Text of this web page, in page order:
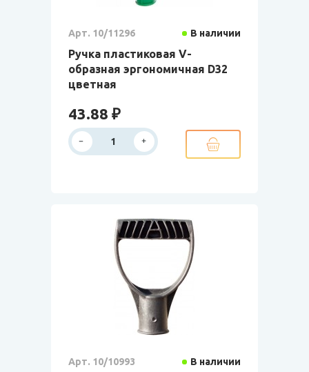
Арт. 10/11296 В наличии
Ручка пластиковая V-
образная эргономичная D32
цветная
43.88 ₽
Арт. 10/10993 В наличии